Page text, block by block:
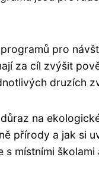
pro
za cíl zvýšit
druzích
na
přírody a jak si
místními